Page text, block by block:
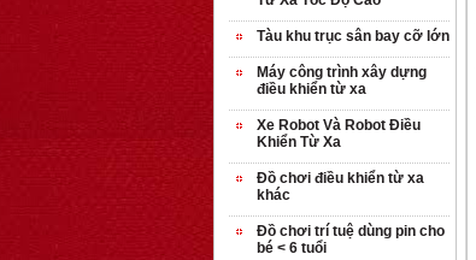
Tàu khu trục sân bay cỡ lớn
Máy công trình xây dựng
điều khiển từ xa
Xe Robot Và Robot Điều
Khiển Từ Xa
Đồ chơi điều khiển từ xa
khác
Đồ chơi trí tuệ dùng pin cho
bé < 6 tuổi